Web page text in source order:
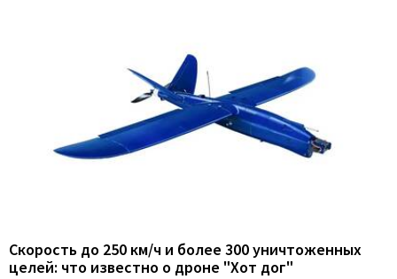
Скорость до 250 км/ч и более 300 уничтоженных
целей: что известно о дроне "Хот дог"